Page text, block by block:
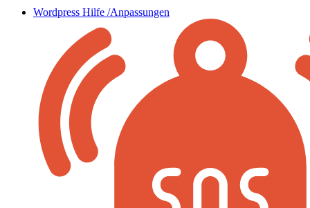
Wordpress Hilfe /Anpassungen